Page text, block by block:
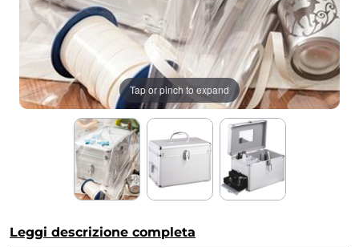
Tap or pinch to expand
Leggi descrizione completa